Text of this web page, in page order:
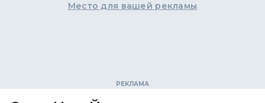
Место для вашей рекламы